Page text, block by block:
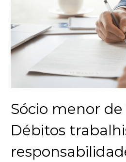
Sócio menor
Débitos